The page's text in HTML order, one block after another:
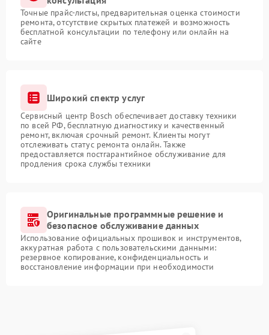
Точные прайс-листы, предварительная оценка стоимости
ремонта, отсутствие скрытых платежей и возможность
бесплатной консультации по телефону или онлайн на
сайте
Широкий спектр услуг
Сервисный центр Bosch обеспечивает доставку техники
по всей РФ, бесплатную диагностику и качественный
ремонт, включая срочный ремонт. Клиенты могут
отслеживать статус ремонта онлайн. Также
предоставляется постгарантийное обслуживание для
продления срока службы техники
Оригинальные программные решение и
безопасное обслуживание данных
Использование официальных прошивок и инструментов,
аккуратная работа с пользовательскими данными:
резервное копирование, конфиденциальность и
восстановление информации при необходимости